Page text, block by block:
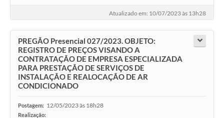
Atualizado em: 10/07/2023 às 13h28
PREGÃO Presencial 027/2023. OBJETO:
REGISTRO DE PREÇOS VISANDO A
CONTRATAÇÃO DE EMPRESA ESPECIALIZADA
PARA PRESTAÇÃO DE SERVIÇOS DE
INSTALAÇÃO E REALOCAÇÃO DE AR
CONDICIONADO
Postagem: 12/05/2023 às 18h28
Realização: